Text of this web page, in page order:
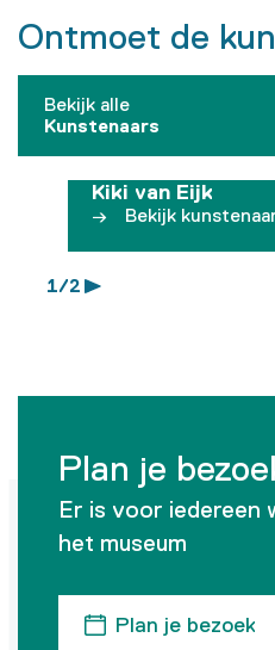
Ontmoet de
Bekijk alle
Kunstenaars
Kiki van Eijk
Bekijk
1 / 2
Plan je
Er is voor iedereen
het museum
Plan je bezoek